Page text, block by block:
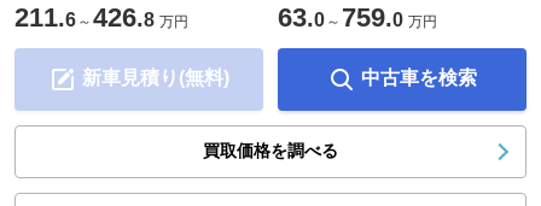
211.6 ～ 426.8 万円
新車見積り(無料)
63.0 ～ 759.0 万円
中古車を検索
買取価格を調べる